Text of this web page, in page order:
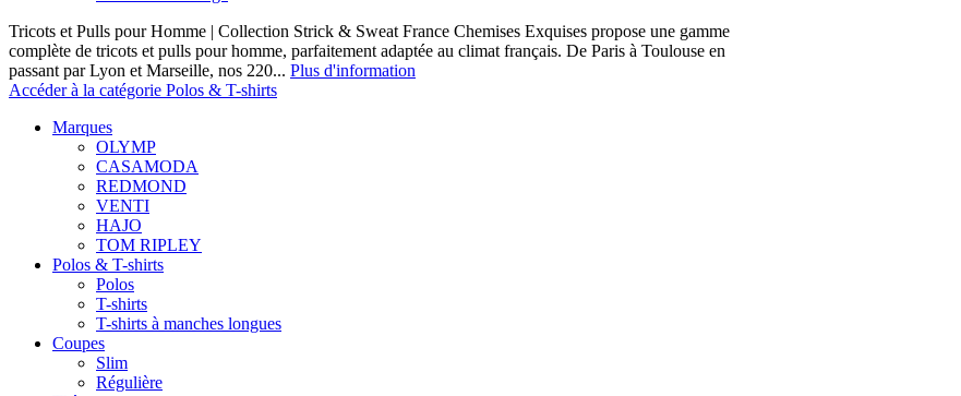
Tricots et Pulls pour Homme | Collection Strick & Sweat France Chemises Exquises propose une gamme
complète de tricots et pulls pour homme, parfaitement adaptée au climat français. De Paris à Toulouse en
passant par Lyon et Marseille, nos 220... Plus d'information
Accéder à la catégorie Polos & T-shirts
Marques
OLYMP
CASAMODA
REDMOND
VENTI
HAJO
TOM RIPLEY
Polos & T-shirts
Polos
T-shirts
T-shirts à manches longues
Coupes
Slim
Régulière